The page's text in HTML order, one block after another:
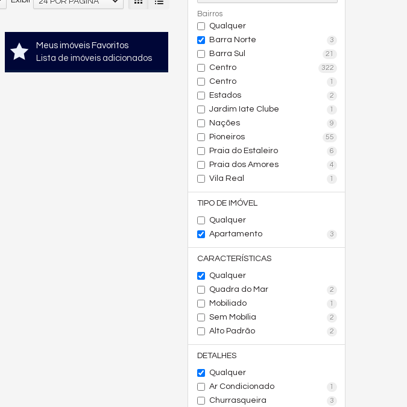
Bairros
Qualquer
Barra Norte
3
Barra Sul 21
Centro 322
Centro 1
Estados 2
Jardim Iate Clube 1
Nações 9
Pioneiros 55
Praia do Estaleiro 6
Praia dos Amores 4
Vila Real 1
TIPO DE IMÓVEL
Qualquer
Apartamento
3
CARACTERÍSTICAS
Qualquer
Quadra do Mar
2
Mobiliado 1
Sem Mobília 2
Alto Padrão 2
DETALHES
Qualquer
Ar Condicionado
1
Churrasqueira 3
Meus imóveis Favoritos
Lista de imóveis adicionados